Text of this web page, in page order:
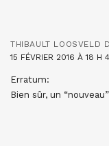
THIBAULT LOOSVELD
15 FÉVRIER 2016 À 18 H
Erratum:
Bien sûr, un